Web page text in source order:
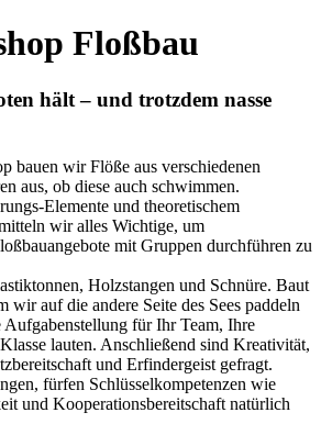
Floßbau
hält – und trotzdem nasse
bauen wir Flöße aus verschiedenen
aus, ob diese auch schwimmen.
Elemente und theoretischem
wir alles Wichtige, um
mit Gruppen durchführen zu
Holzstangen und Schnüre. Baut
wir auf die andere Seite des Sees paddeln
Aufgabenstellung für Ihr Team, Ihre
lauten. Anschließend sind Kreativität,
und Erfindergeist gefragt.
fürfen Schlüsselkompetenzen wie
und Kooperationsbereitschaft natürlich